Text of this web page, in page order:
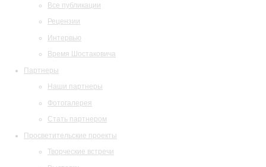
Все публикации
Рецензии
Интервью
Время Шостаковича
Партнеры
Наши партнеры
Фотогалерея
Стать партнером
Просветительские проекты
Творческие встречи